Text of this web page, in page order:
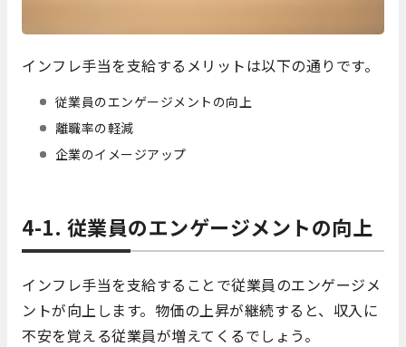
インフレ手当を支給するメリットは以下の通りです。
従業員のエンゲージメントの向上
離職率の軽減
企業のイメージアップ
4-1. 従業員のエンゲージメントの向上
インフレ手当を支給することで従業員のエンゲージメ
ントが向上します。物価の上昇が継続すると、収入に
不安を覚える従業員が増えてくるでしょう。